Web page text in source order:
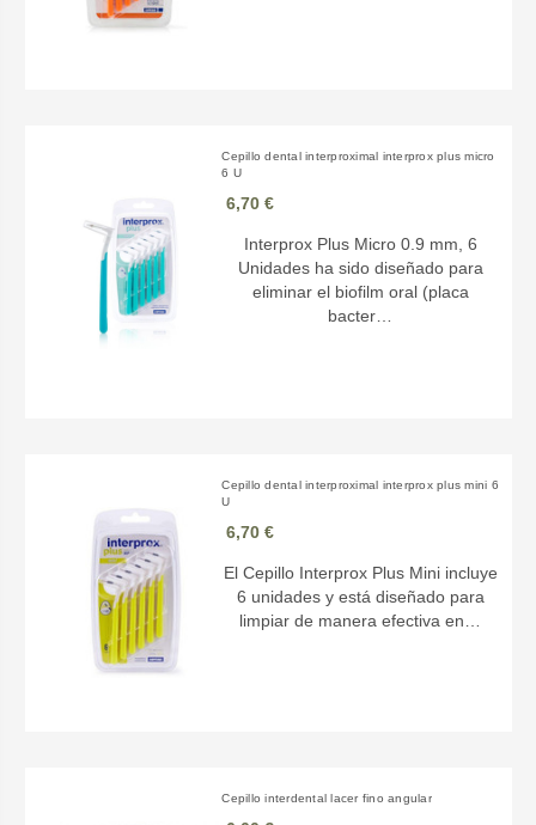
Cepillo dental interproximal interprox plus micro
6 U
6,70 €
Interprox Plus Micro 0.9 mm, 6
Unidades ha sido diseñado para
eliminar el biofilm oral (placa
bacter…
Cepillo dental interproximal interprox plus mini 6
U
6,70 €
El Cepillo Interprox Plus Mini incluye
6 unidades y está diseñado para
limpiar de manera efectiva en…
Cepillo interdental lacer fino angular